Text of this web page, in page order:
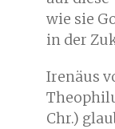
wie sie
in der
Irenäus
Chr.)